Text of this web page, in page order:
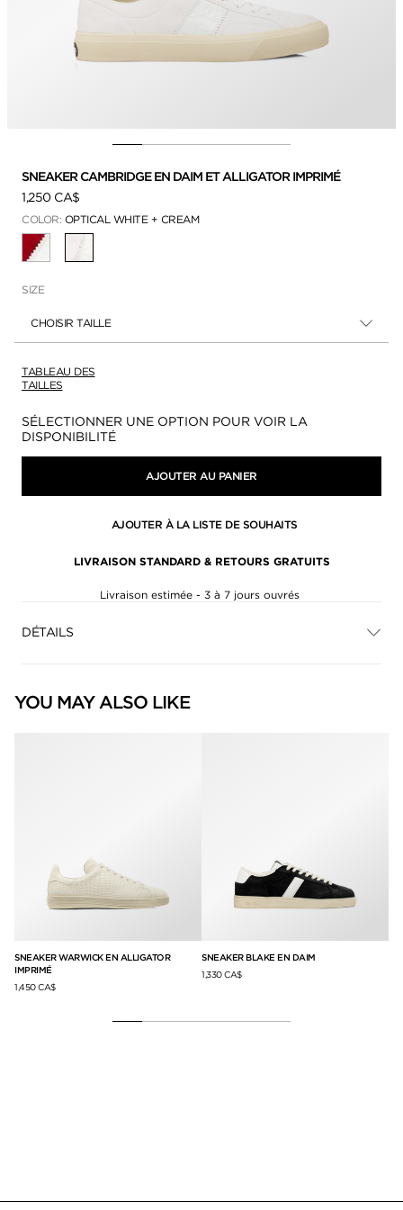
SNEAKER CAMBRIDGE EN DAIM ET ALLIGATOR IMPRIMÉ
1,250 CA$
COLOR: OPTICAL WHITE + CREAM
SIZE
CHOISIR TAILLE
TABLEAU DES
TAILLES
Disponibilité:
SÉLECTIONNER UNE OPTION POUR VOIR LA
DISPONIBILITÉ
AJOUTER AU PANIER
AJOUTER À LA LISTE DE SOUHAITS
LIVRAISON STANDARD & RETOURS GRATUITS
Livraison estimée - 3 à 7 jours ouvrés
DÉTAILS
YOU MAY ALSO LIKE
SNEAKER WARWICK EN ALLIGATOR
IMPRIMÉ
1,450 CA$
SNEAKER BLAKE EN DAIM
1,330 CA$